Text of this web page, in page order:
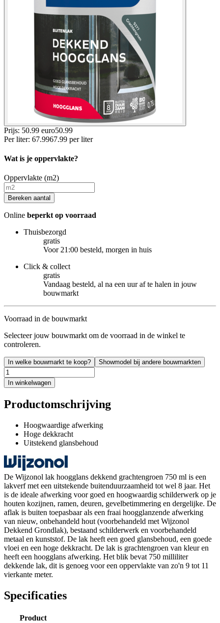
Prijs: 50.99 euro50.99
Per liter: 67.9967.99 per liter
Wat is je oppervlakte?
Oppervlakte (m2)
Bereken aantal
Online beperkt op voorraad
Thuisbezorgd
gratis
Voor 21:00 besteld, morgen in huis
Click & collect
gratis
Vandaag besteld, al na een uur af te halen in jouw
bouwmarkt
Voorraad in de bouwmarkt
Selecteer jouw bouwmarkt om de voorraad in de winkel te
controleren.
In welke bouwmarkt te koop? Showmodel bij andere bouwmarkten
In winkelwagen
Productomschrijving
Hoogwaardige afwerking
Hoge dekkracht
Uitstekend glansbehoud
De Wijzonol lak hoogglans dekkend grachtengroen 750 ml is een
lakverf met een uitstekende buitenduurzaamheid tot wel 8 jaar. Het
is de ideale afwerking voor goed en hoogwaardig schilderwerk op je
houten kozijnen, ramen, deuren, gevelbetimmering en dergelijke. De
aflak is buiten toepasbaar als een fraai hoogglanzende afwerking
van nieuw, onbehandeld hout (voorbehandeld met Wijzonol
Dekkend Grondlak), bestaand schilderwerk en voorbehandeld
metaal en kunststof. De lak heeft een goed glansbehoud, een goede
vloei en een hoge dekkracht. De lak is grachtengroen van kleur en
heeft een hoogglans afwerking. Het blik bevat 750 milliliter
dekkende lak, dit is genoeg voor een oppervlakte van zo'n 9 tot 11
vierkante meter.
Specificaties
Product